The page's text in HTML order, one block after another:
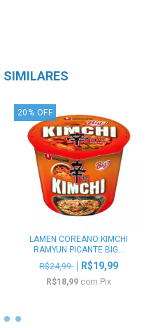
SIMILARES
20 % OFF
LAMEN COREANO KIMCHI
RAMYUN PICANTE BIG...
R$24,99
R$19,99
R$18,99 com Pix